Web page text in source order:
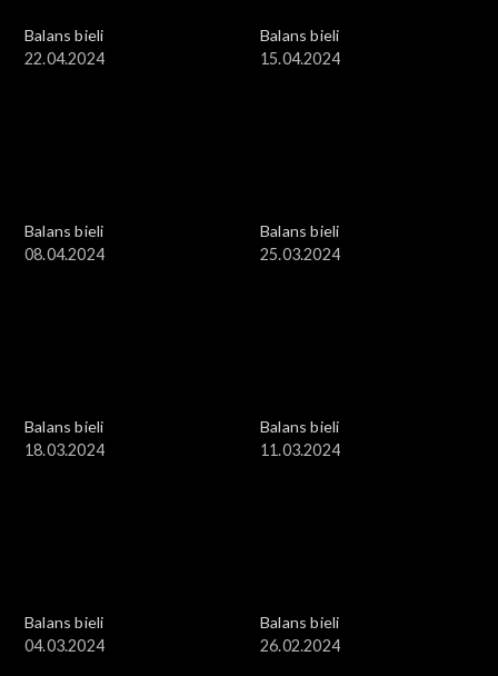
Balans bieli
22.04.2024
Balans bieli
15.04.2024
Balans bieli
08.04.2024
Balans bieli
25.03.2024
Balans bieli
18.03.2024
Balans bieli
11.03.2024
Balans bieli
04.03.2024
Balans bieli
26.02.2024